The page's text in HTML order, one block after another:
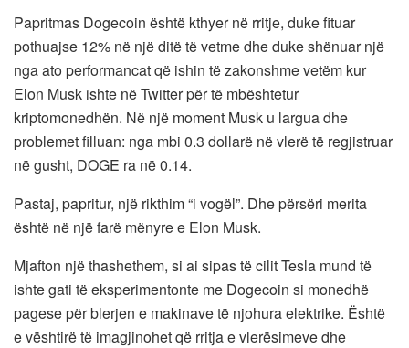
Papritmas Dogecoin është kthyer në rritje, duke fituar
pothuajse 12% në një ditë të vetme dhe duke shënuar një
nga ato performancat që ishin të zakonshme vetëm kur
Elon Musk ishte në Twitter për të mbështetur
kriptomonedhën. Në një moment Musk u largua dhe
problemet filluan: nga mbi 0.3 dollarë në vlerë të regjistruar
në gusht, DOGE ra në 0.14.
Pastaj, papritur, një rikthim “i vogël”. Dhe përsëri merita
është në një farë mënyre e Elon Musk.
Mjafton një thashethem, si ai sipas të cilit Tesla mund të
ishte gati të eksperimentonte me Dogecoin si monedhë
pagese për blerjen e makinave të njohura elektrike. Është
e vështirë të imagjinohet që rritja e vlerësimeve dhe